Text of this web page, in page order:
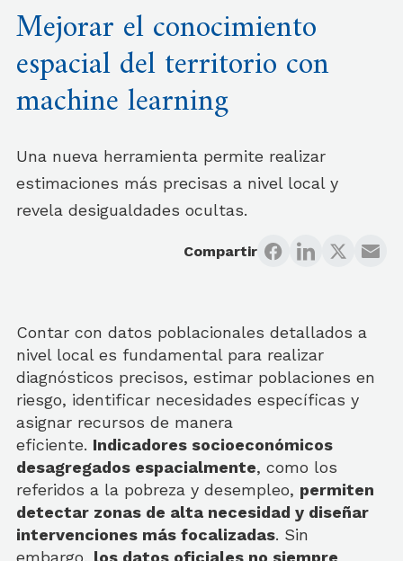
Mejorar el conocimiento
espacial del territorio con
machine learning
Una nueva herramienta permite realizar
estimaciones más precisas a nivel local y
revela desigualdades ocultas.
Compartir
Contar con datos poblacionales detallados a
nivel local es fundamental para realizar
diagnósticos precisos, estimar poblaciones en
riesgo, identificar necesidades específicas y
asignar recursos de manera
eficiente. Indicadores socioeconómicos
desagregados espacialmente, como los
referidos a la pobreza y desempleo, permiten
detectar zonas de alta necesidad y diseñar
intervenciones más focalizadas. Sin
embargo, los datos oficiales no siempre